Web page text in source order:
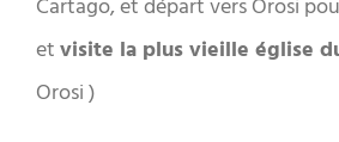
Cartago, et départ vers Orosi
et visite la plus vieille église
Orosi )